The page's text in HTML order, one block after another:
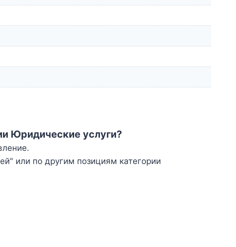
Юридические услуги?
или по другим позициям категории